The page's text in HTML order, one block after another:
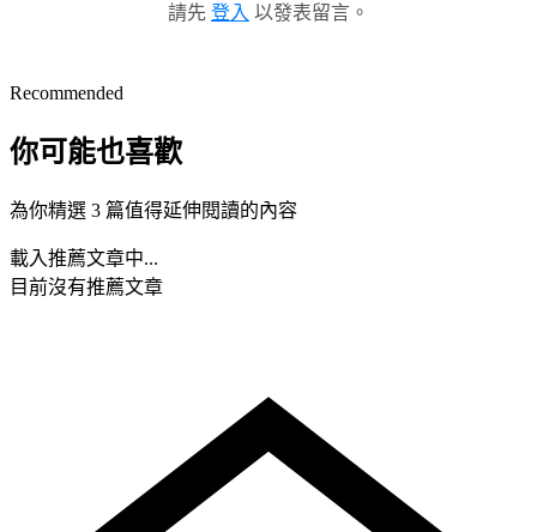
請先 登入 以發表留言。
Recommended
你可能也喜歡
為你精選 3 篇值得延伸閱讀的內容
載入推薦文章中...
目前沒有推薦文章